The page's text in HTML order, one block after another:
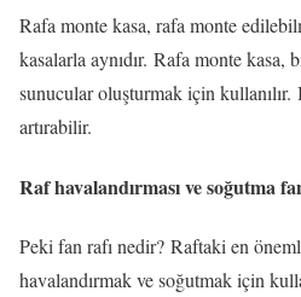
Rafa monte kasa, rafa monte
kasalarla aynıdır. Rafa monte
sunucular oluşturmak için
artırabilir.
Raf havalandırması ve soğutma
Peki fan rafı nedir? Raftaki en
havalandırmak ve soğutmak için